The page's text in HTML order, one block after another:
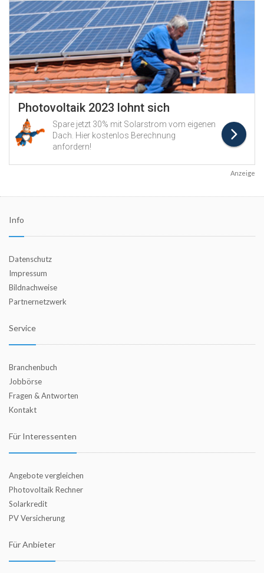
Anzeige
Info
Datenschutz
Impressum
Bildnachweise
Partnernetzwerk
Service
Branchenbuch
Jobbörse
Fragen & Antworten
Kontakt
Für Interessenten
Angebote vergleichen
Photovoltaik Rechner
Solarkredit
PV Versicherung
Für Anbieter